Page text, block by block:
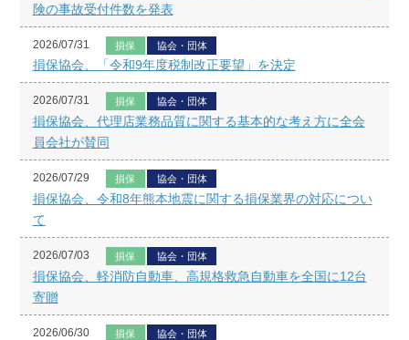
険の事故受付件数を発表
2026/07/31 損保 協会・団体
損保協会、「令和9年度税制改正要望」を決定
2026/07/31 損保 協会・団体
損保協会、代理店業務品質に関する基本的な考え方に全会
員会社が賛同
2026/07/29 損保 協会・団体
損保協会、令和8年熊本地震に関する損保業界の対応につい
て
2026/07/03 損保 協会・団体
損保協会、軽消防自動車、高規格救急自動車を全国に12台
寄贈
2026/06/30 損保 協会・団体